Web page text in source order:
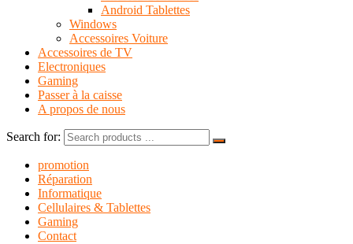
Android Tablettes
Windows
Accessoires Voiture
Accessoires de TV
Electroniques
Gaming
Passer à la caisse
A propos de nous
Search for:
promotion
Réparation
Informatique
Cellulaires & Tablettes
Gaming
Contact